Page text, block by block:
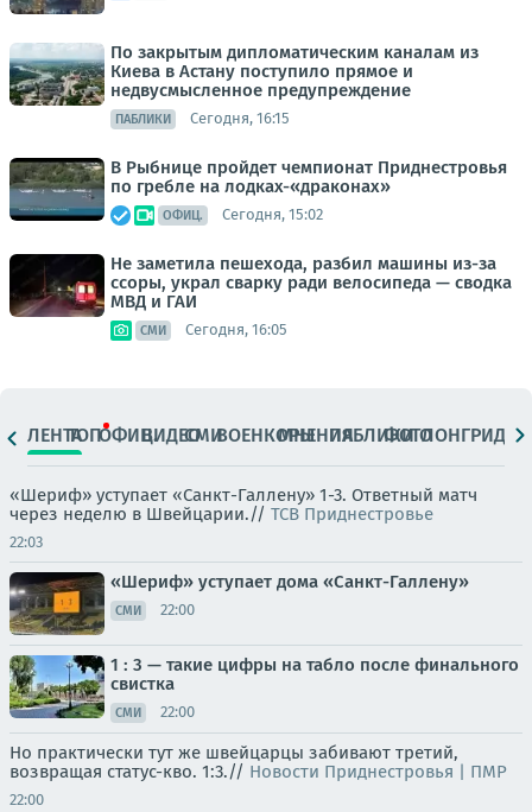
По закрытым дипломатическим каналам из
Киева в Астану поступило прямое и
недвусмысленное предупреждение
ПАБЛИКИ Сегодня, 16:15
В Рыбнице пройдет чемпионат Приднестровья
по гребле на лодках-«драконах»
ОФИЦ. Сегодня, 15:02
Не заметила пешехода, разбил машины из-за
ссоры, украл сварку ради велосипеда — сводка
МВД и ГАИ
СМИ Сегодня, 16:05
ЛЕНТАТОПОФИЦ.ВИДЕОСМИВОЕНКОРЫМНЕНИЯПАБЛИКИ
ФОТОЛОНГРИДЫ
«Шериф» уступает «Санкт-Галлену» 1-3. Ответный матч
через неделю в Швейцарии.// ТСВ Приднестровье
22:03
«Шериф» уступает дома «Санкт-Галлену»
СМИ 22:00
1 : 3 — такие цифры на табло после финального
свистка
СМИ 22:00
Но практически тут же швейцарцы забивают третий,
возвращая статус-кво. 1:3.// Новости Приднестровья | ПМР
22:00